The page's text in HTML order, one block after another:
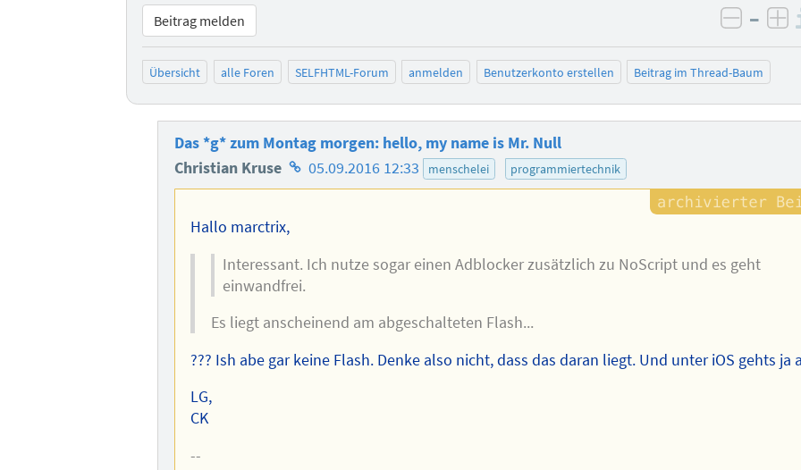
Beitrag melden negativ
–
Übersicht alle Foren SELFHTML-Forum anmelden Benutzerkonto erstellen Beitrag im Thread-Baum
Das *g* zum Montag morgen: hello, my name is Mr. Null
Christian Kruse Homepage
des
05.09.2016 12:33 menschelei programmiertechnik
Hallo marctrix,
Interessant. Ich nutze sogar einen Adblocker zusätzlich zu NoScript und es geht
einwandfrei.
Es liegt anscheinend am abgeschalteten Flash...
??? Ish abe gar keine Flash. Denke also nicht, dass das daran liegt. Und unter iOS gehts ja
LG,
CK
--